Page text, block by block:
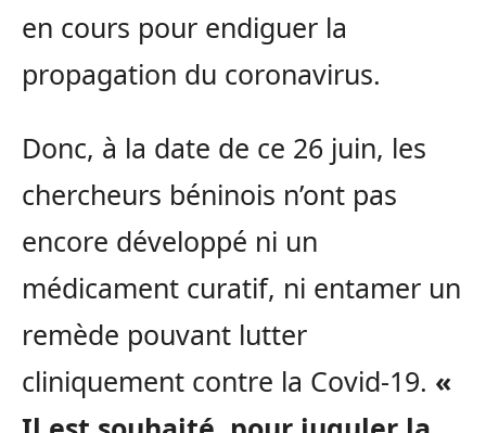
en cours pour endiguer la
propagation du coronavirus.
Donc, à la date de ce 26 juin, les
chercheurs béninois n’ont pas
encore développé ni un
médicament curatif, ni entamer un
remède pouvant lutter
cliniquement contre la Covid-19. «